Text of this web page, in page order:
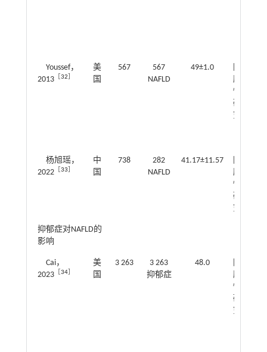
Youssef，
2013［ 32
美
国
567
567
NAFLD
49±1.0
顾
性
研
究
杨旭瑶，
2022［ 33
中
国
738
282
NAFLD
41.17±11.57
顾
性
研
究
抑郁症对NAFLD的
影响
Cai，
2023［ 34］
美
国
3 263
3 263
抑郁症
48.0
顾
性
研
究